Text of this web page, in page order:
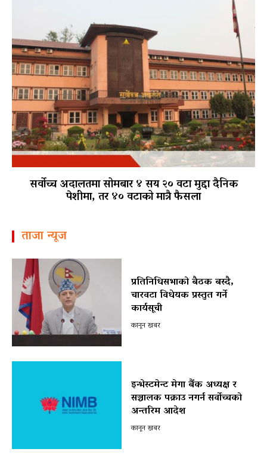
सर्वोच्च अदालतमा सोमबार ४ सय २० वटा मुद्दा दैनिक
पेशीमा, तर ४० वटाको मात्रै फैसला
ताजा न्यूज
प्रतिनिधिसभाको बैठक बस्दै,
चारवटा विधेयक प्रस्तुत गर्ने
कार्यसूची
कानून खबर
इन्भेस्टमेन्ट मेगा बैंक अध्यक्ष र
सञ्चालक पक्राउ नगर्न सर्वोच्चको
अन्तरिम आदेश
कानून खबर